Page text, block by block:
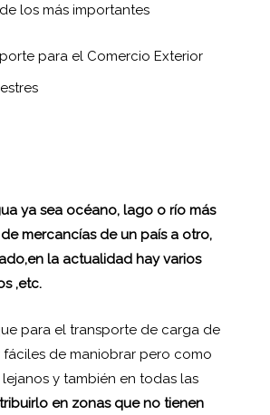
los más importantes
ya sea océano, lago o río más
mercancías de un país a otro,
la actualidad hay varios
,etc.
para el transporte de carga de
de maniobrar pero como
y también en todas las
en zonas que no tienen